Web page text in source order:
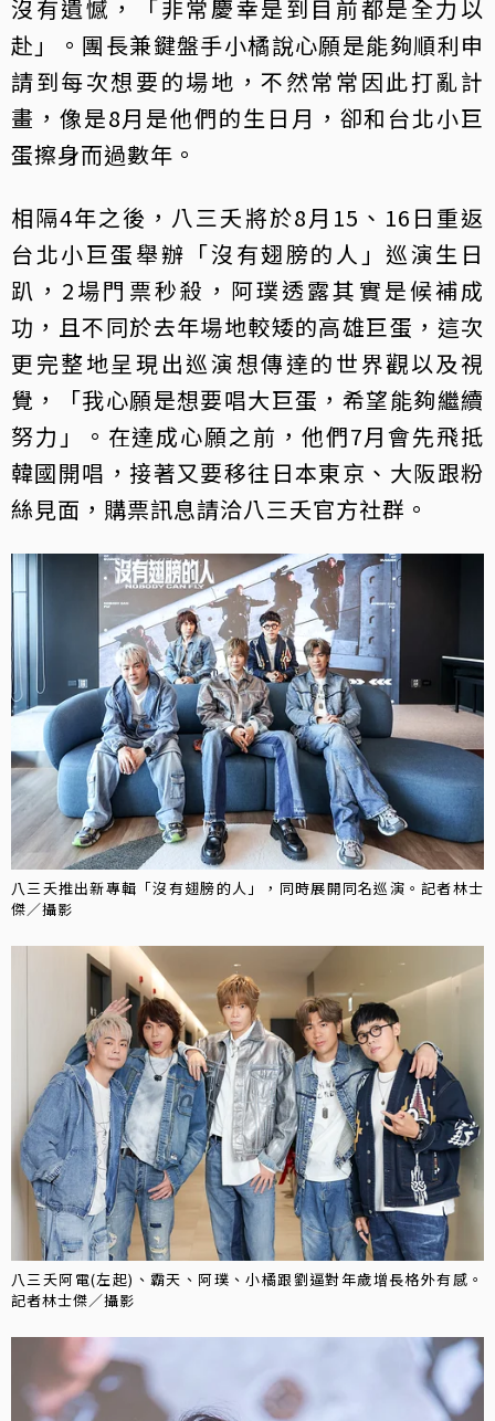
沒有遺憾，「非常慶幸是到目前都是全力以
赴」。團長兼鍵盤手小橘說心願是能夠順利申
請到每次想要的場地，不然常常因此打亂計
畫，像是8月是他們的生日月，卻和台北小巨
蛋擦身而過數年。
相隔4年之後，八三夭將於8月15、16日重返
台北小巨蛋舉辦「沒有翅膀的人」巡演生日
趴，2場門票秒殺，阿璞透露其實是候補成
功，且不同於去年場地較矮的高雄巨蛋，這次
更完整地呈現出巡演想傳達的世界觀以及視
覺，「我心願是想要唱大巨蛋，希望能夠繼續
努力」。在達成心願之前，他們7月會先飛抵
韓國開唱，接著又要移往日本東京、大阪跟粉
絲見面，購票訊息請洽八三夭官方社群。
八三夭推出新專輯「沒有翅膀的人」，同時展開同名巡演。記者林士
傑／攝影
八三夭阿電(左起)、霸天、阿璞、小橘跟劉逼對年歲增長格外有感。
記者林士傑／攝影